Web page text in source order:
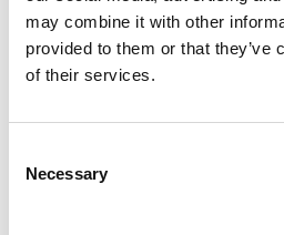
may combine it with other
provided to them or that they’ve
of their services.
Selection
Necessary
- Föra en utvecklande dialog
- Marknadsföra Dalsland som
- Vara en självklar partner i
- Erbjuda näringen relevant
kunskapsförmedling,
- Stimulera entreprenörskap